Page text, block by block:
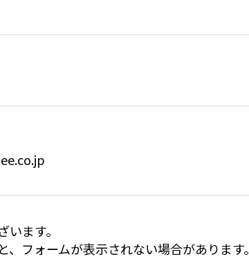
ます。
フォームが表示されない場合があります。